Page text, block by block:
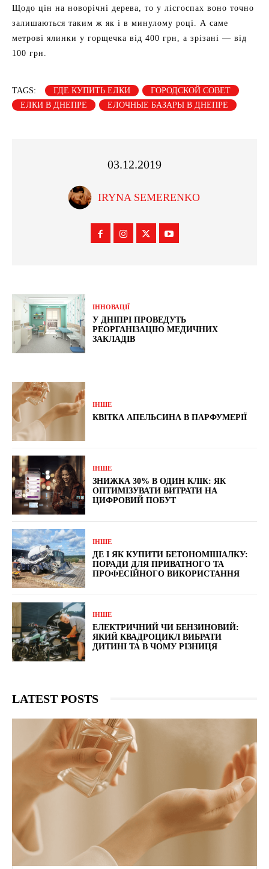
Щодо цін на новорічні дерева, то у лісгоспах воно точно
залишаються таким ж як і в минулому році. А саме
метрові ялинки у горщечка від 400 грн, а зрізані — від
100 грн.
TAGS: ГДЕ КУПИТЬ ЕЛКИ
ГОРОДСКОЙ СОВЕТ
ЕЛКИ В ДНЕПРЕ
ЕЛОЧНЫЕ БАЗАРЫ В ДНЕПРЕ
03.12.2019
IRYNA SEMERENKO
ІННОВАЦІЇ
У ДНІПРІ ПРОВЕДУТЬ
РЕОРГАНІЗАЦІЮ МЕДИЧНИХ
ЗАКЛАДІВ
ІНШЕ
КВІТКА АПЕЛЬСИНА В ПАРФУМЕРІЇ
ІНШЕ
ЗНИЖКА 30% В ОДИН КЛІК: ЯК
ОПТИМІЗУВАТИ ВИТРАТИ НА
ЦИФРОВИЙ ПОБУТ
ІНШЕ
ДЕ І ЯК КУПИТИ БЕТОНОМІШАЛКУ:
ПОРАДИ ДЛЯ ПРИВАТНОГО ТА
ПРОФЕСІЙНОГО ВИКОРИСТАННЯ
ІНШЕ
ЕЛЕКТРИЧНИЙ ЧИ БЕНЗИНОВИЙ:
ЯКИЙ КВАДРОЦИКЛ ВИБРАТИ
ДИТИНІ ТА В ЧОМУ РІЗНИЦЯ
LATEST POSTS